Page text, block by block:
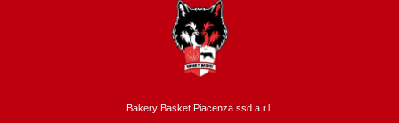
Bakery Basket Piacenza ssd a.r.l.